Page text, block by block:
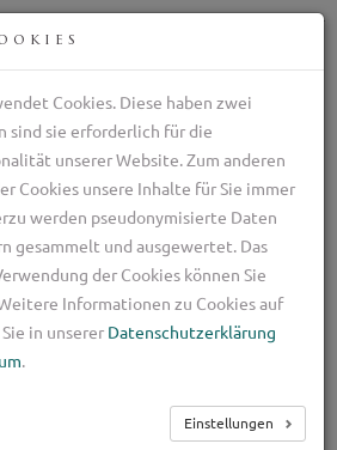
italienischen Schäferhunden
329 782 5970
Zucht
Cookies. Diese haben zwei
sind sie erforderlich für die
unserer Website. Zum anderen
Cookies unsere Inhalte für Sie immer
werden pseudonymisierte Daten
gesammelt und ausgewertet. Das
der Cookies können Sie
Informationen zu Cookies auf
in unserer Datenschutzerklärung
.
Einstellungen